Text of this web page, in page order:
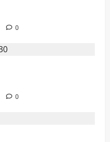
0
0